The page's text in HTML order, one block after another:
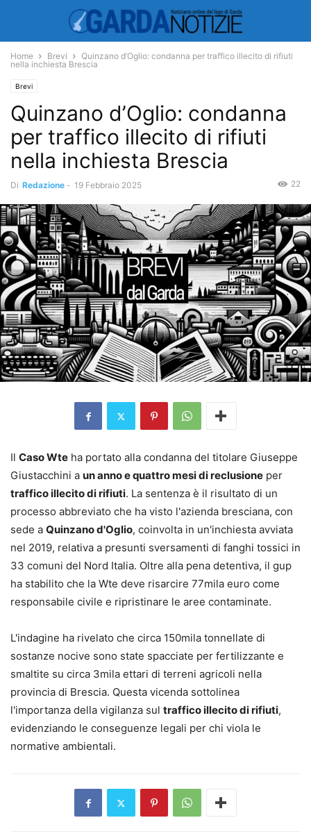
Home Brevi
Quinzano d’Oglio: condanna per traffico illecito di rifiuti
nella inchiesta Brescia
Brevi
Quinzano d’Oglio: condanna
per traffico illecito di rifiuti
nella inchiesta Brescia
Di Redazione - 19 Febbraio 2025 22
Il Caso Wte ha portato alla condanna del titolare Giuseppe
Giustacchini a un anno e quattro mesi di reclusione per
traffico illecito di rifiuti. La sentenza è il risultato di un
processo abbreviato che ha visto l'azienda bresciana, con
sede a Quinzano d'Oglio, coinvolta in un'inchiesta avviata
nel 2019, relativa a presunti sversamenti di fanghi tossici in
33 comuni del Nord Italia. Oltre alla pena detentiva, il gup
ha stabilito che la Wte deve risarcire 77mila euro come
responsabile civile e ripristinare le aree contaminate.
L'indagine ha rivelato che circa 150mila tonnellate di
sostanze nocive sono state spacciate per fertilizzante e
smaltite su circa 3mila ettari di terreni agricoli nella
provincia di Brescia. Questa vicenda sottolinea
l'importanza della vigilanza sul traffico illecito di rifiuti,
evidenziando le conseguenze legali per chi viola le
normative ambientali.